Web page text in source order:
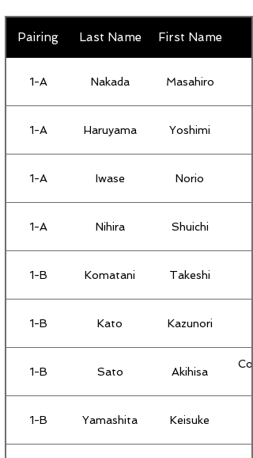
Pairing Last Name First Name
1-A Nakada Masahiro
1-A Haruyama Yoshimi
1-A Iwase Norio
1-A Nihira Shuichi
1-B Komatani Takeshi
1-B Kato Kazunori
1-B Sato Akihisa
1-B Yamashita Keisuke